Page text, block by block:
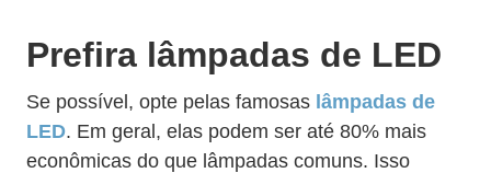
Prefira lâmpadas de LED
Se possível, opte pelas famosas lâmpadas de
LED. Em geral, elas podem ser até 80% mais
econômicas do que lâmpadas comuns. Isso